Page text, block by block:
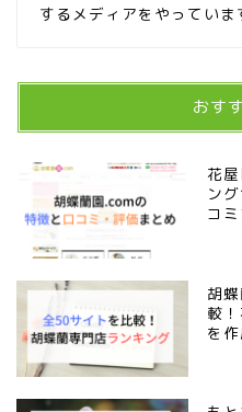
するメディアをやっていま
おす
花
ン
コ
胡
較
を